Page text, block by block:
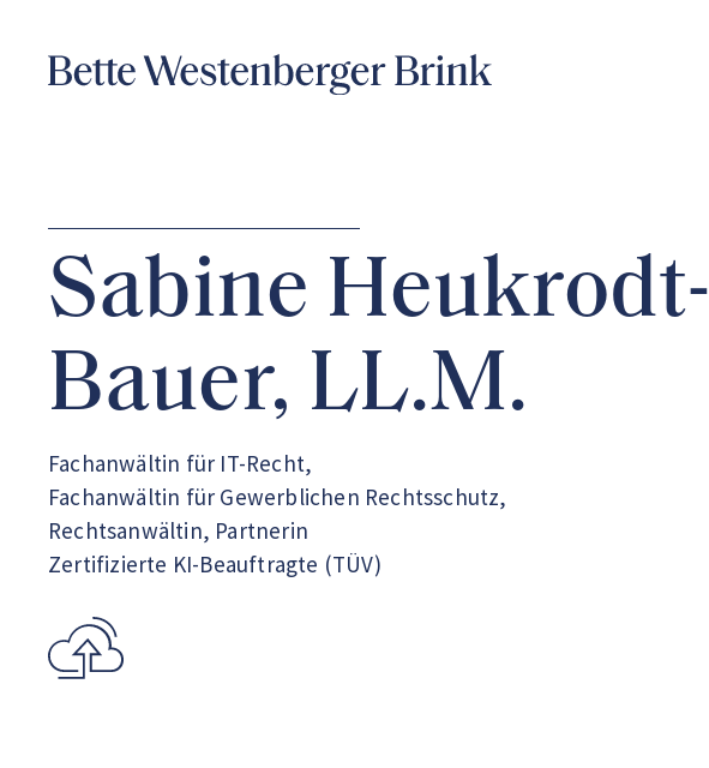
Sabine Heukrodt-
Bauer, LL.M.
Fachanwältin für IT-Recht,
Fachanwältin für Gewerblichen Rechtsschutz,
Rechtsanwältin, Partnerin
Zertifizierte KI-Beauftragte (TÜV)